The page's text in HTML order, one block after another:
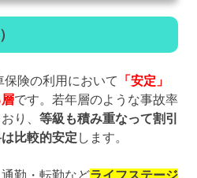
険の利用において
「安定」
です。若年層のような事故率
り、 等級も積み重なって割引
比較的安定 します。